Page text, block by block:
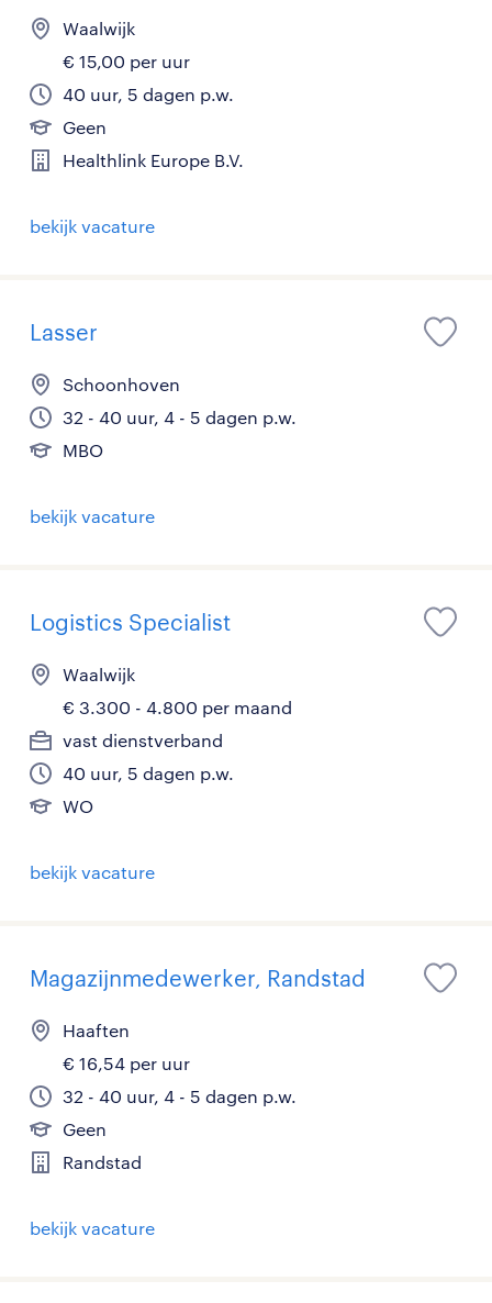
Waalwijk
€ 15,00 per uur
40 uur, 5 dagen p.w.
Geen
Healthlink Europe B.V.
bekijk vacature
Lasser
Schoonhoven
32 - 40 uur, 4 - 5 dagen p.w.
MBO
bekijk vacature
Logistics Specialist
Waalwijk
€ 3.300 - 4.800 per maand
vast dienstverband
40 uur, 5 dagen p.w.
WO
bekijk vacature
Magazijnmedewerker, Randstad
Haaften
€ 16,54 per uur
32 - 40 uur, 4 - 5 dagen p.w.
Geen
Randstad
bekijk vacature